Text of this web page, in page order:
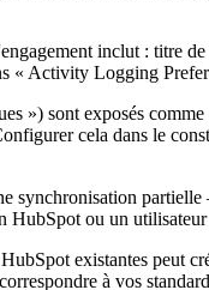
inclut : titre
« Activity Logging
») sont exposés
cela dans le
synchronisation
HubSpot ou un
existantes peut
à vos